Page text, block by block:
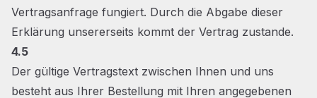
Vertragsanfrage fungiert. Durch die Abgabe dieser
Erklärung unsererseits kommt der Vertrag zustande.
4.5
Der gültige Vertragstext zwischen Ihnen und uns
besteht aus Ihrer Bestellung mit Ihren angegebenen